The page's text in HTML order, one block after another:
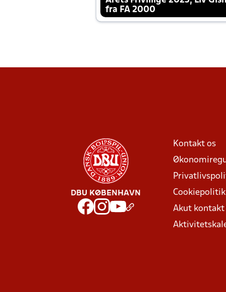
fra FA 2000
DBU KØBENHAVN
Kontakt os
Cookiepolitik
Akut